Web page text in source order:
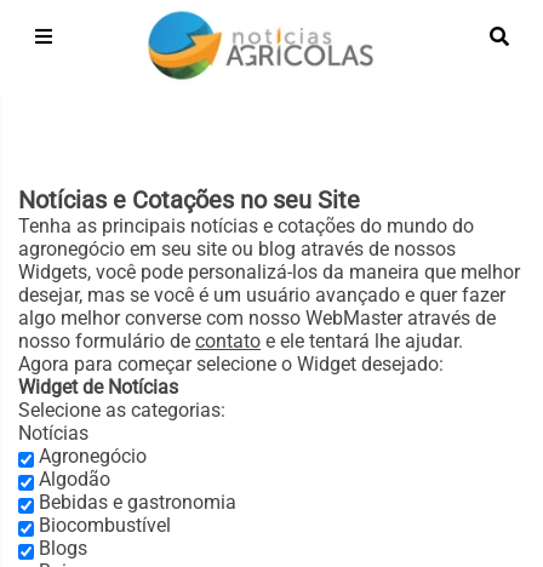
Notícias e Cotações no seu Site
Tenha as principais notícias e cotações do mundo do
agronegócio em seu site ou blog através de nossos
Widgets, você pode personalizá-los da maneira que melhor
desejar, mas se você é um usuário avançado e quer fazer
algo melhor converse com nosso WebMaster através de
nosso formulário de contato e ele tentará lhe ajudar.
Agora para começar selecione o Widget desejado:
Widget de Notícias
Selecione as categorias:
Notícias
Agronegócio
Algodão
Bebidas e gastronomia
Biocombustível
Blogs